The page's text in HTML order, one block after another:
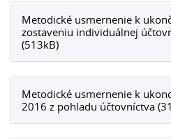
Metodické usmernenie k
zostaveniu individuálnej
(513kB)
Metodické usmernenie k
2016 z pohladu účtovníctva